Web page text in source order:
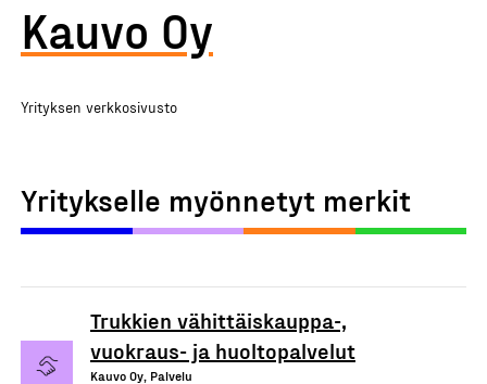
Kauvo Oy
Yrityksen verkkosivusto
Yritykselle myönnetyt merkit
Trukkien vähittäiskauppa-,
vuokraus- ja huoltopalvelut
Kauvo Oy, Palvelu